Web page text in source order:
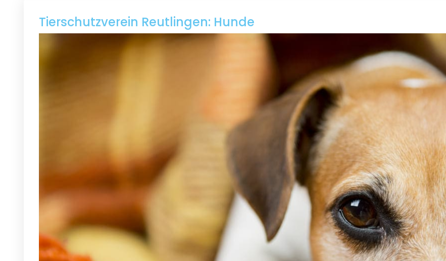
Tierschutzverein Reutlingen: Hunde